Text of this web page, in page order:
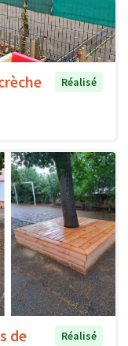
Réalisé
de
Réalisé